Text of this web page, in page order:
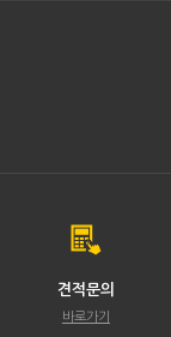
견적문의
바로가기